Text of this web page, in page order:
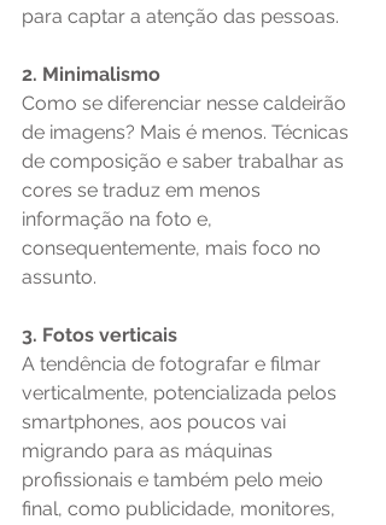
para captar a atenção das pessoas.
2. Minimalismo
Como se diferenciar nesse caldeirão
de imagens? Mais é menos. Técnicas
de composição e saber trabalhar as
cores se traduz em menos
informação na foto e,
consequentemente, mais foco no
assunto.
3. Fotos verticais
A tendência de fotografar e filmar
verticalmente, potencializada pelos
smartphones, aos poucos vai
migrando para as máquinas
profissionais e também pelo meio
final, como publicidade, monitores,